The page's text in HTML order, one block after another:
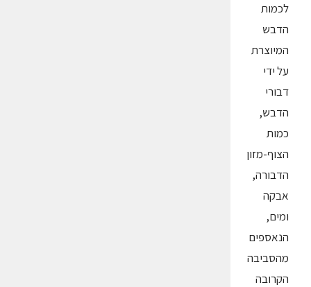
לכמות
הדבש
המיוצרת
על ידי
דבורי
הדבש,
כמות
הצוף-מזון
הדבורה,
אבקה
ומים,
הנאספים
מהסביבה
הקרובה